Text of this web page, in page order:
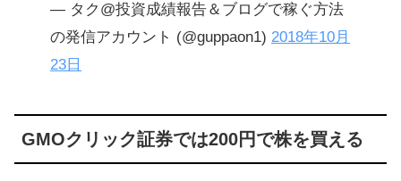
— タク@投資成績報告＆ブログで稼ぐ方法
の発信アカウント (@guppaon1) 2018年10月
23日
GMOクリック証券では200円で株を買える